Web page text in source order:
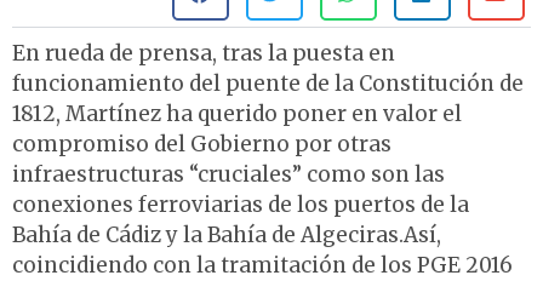
En rueda de prensa, tras la puesta en
funcionamiento del puente de la Constitución de
1812, Martínez ha querido poner en valor el
compromiso del Gobierno por otras
infraestructuras “cruciales” como son las
conexiones ferroviarias de los puertos de la
Bahía de Cádiz y la Bahía de Algeciras.Así,
coincidiendo con la tramitación de los PGE 2016